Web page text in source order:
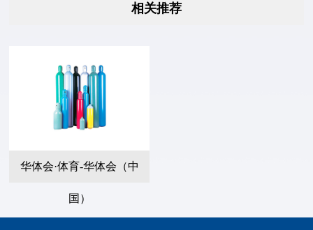
相关推荐
华体会·体育-华体会（中
国）